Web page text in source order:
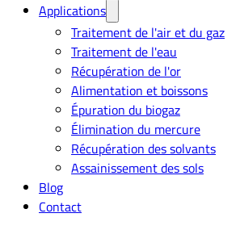
Applications
Traitement de l'air et du gaz
Traitement de l'eau
Récupération de l'or
Alimentation et boissons
Épuration du biogaz
Élimination du mercure
Récupération des solvants
Assainissement des sols
Blog
Contact